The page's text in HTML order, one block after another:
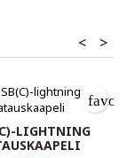
>
<
LIGHTNING